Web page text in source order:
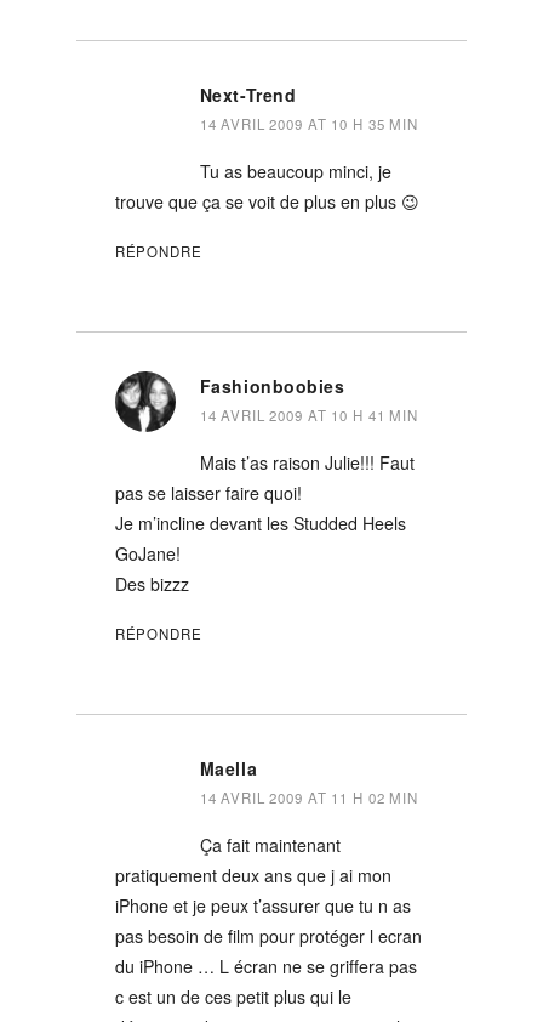
Next-Trend
14 AVRIL 2009 AT 10 H 35 MIN
Tu as beaucoup minci, je
trouve que ça se voit de plus en plus 😉
RÉPONDRE
Fashionboobies
14 AVRIL 2009 AT 10 H 41 MIN
Mais t’as raison Julie!!! Faut
pas se laisser faire quoi!
Je m’incline devant les Studded Heels
GoJane!
Des bizzz
RÉPONDRE
Maella
14 AVRIL 2009 AT 11 H 02 MIN
Ça fait maintenant
pratiquement deux ans que j ai mon
iPhone et je peux t’assurer que tu n as
pas besoin de film pour protéger l ecran
du iPhone … L écran ne se griffera pas
c est un de ces petit plus qui le